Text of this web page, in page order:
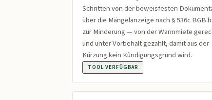
Schritten von der beweisfesten
über die Mängelanzeige nach § 536c BGB
zur Minderung — von der Warmmiete
und unter Vorbehalt gezahlt, damit aus der
Kürzung kein Kündigungsgrund wird.
TOOL VERFÜGBAR